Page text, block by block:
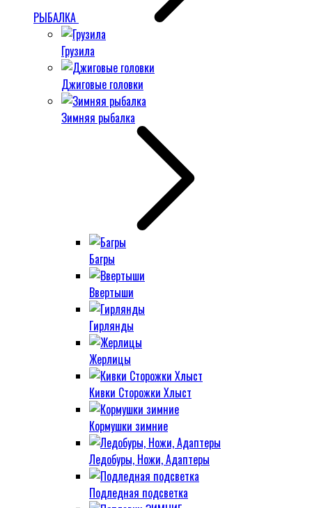
РЫБАЛКА
Грузила
Джиговые головки
Зимняя рыбалка
Багры
Ввертыши
Гирлянды
Жерлицы
Кивки Сторожки Хлыст
Кормушки зимние
Ледобуры, Ножи, Адаптеры
Подледная подсветка